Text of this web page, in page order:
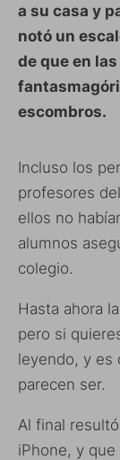
a su casa y
notó un
de que en
escombros.
Incluso los
profesores
ellos no
alumnos
colegio.
Hasta ahora
pero si
leyendo, y es
parecen ser.
Al final
iPhone, y